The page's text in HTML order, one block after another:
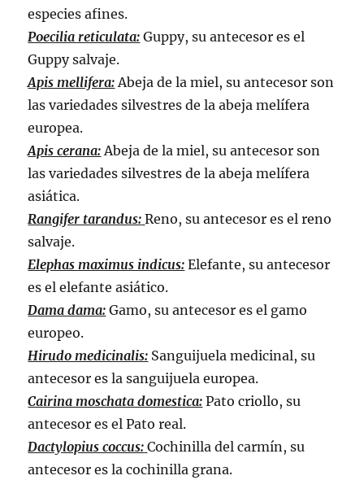
especies afines.
Poecilia reticulata: Guppy, su antecesor es el
Guppy salvaje.
Apis mellifera: Abeja de la miel, su antecesor son
las variedades silvestres de la abeja melífera
europea.
Apis cerana: Abeja de la miel, su antecesor son
las variedades silvestres de la abeja melífera
asiática.
Rangifer tarandus: Reno, su antecesor es el reno
salvaje.
Elephas maximus indicus: Elefante, su antecesor
es el elefante asiático.
Dama dama: Gamo, su antecesor es el gamo
europeo.
Hirudo medicinalis: Sanguijuela medicinal, su
antecesor es la sanguijuela europea.
Cairina moschata domestica: Pato criollo, su
antecesor es el Pato real.
Dactylopius coccus: Cochinilla del carmín, su
antecesor es la cochinilla grana.